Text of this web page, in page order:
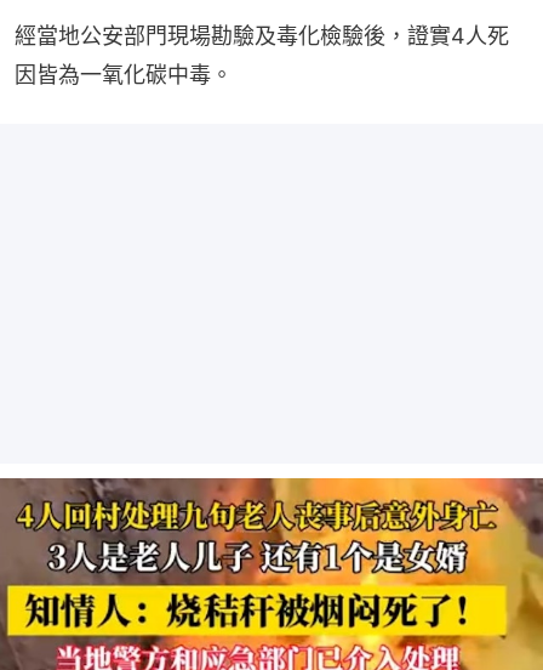
經當地公安部門現場勘驗及毒化檢驗後，證實4人死
因皆為一氧化碳中毒。